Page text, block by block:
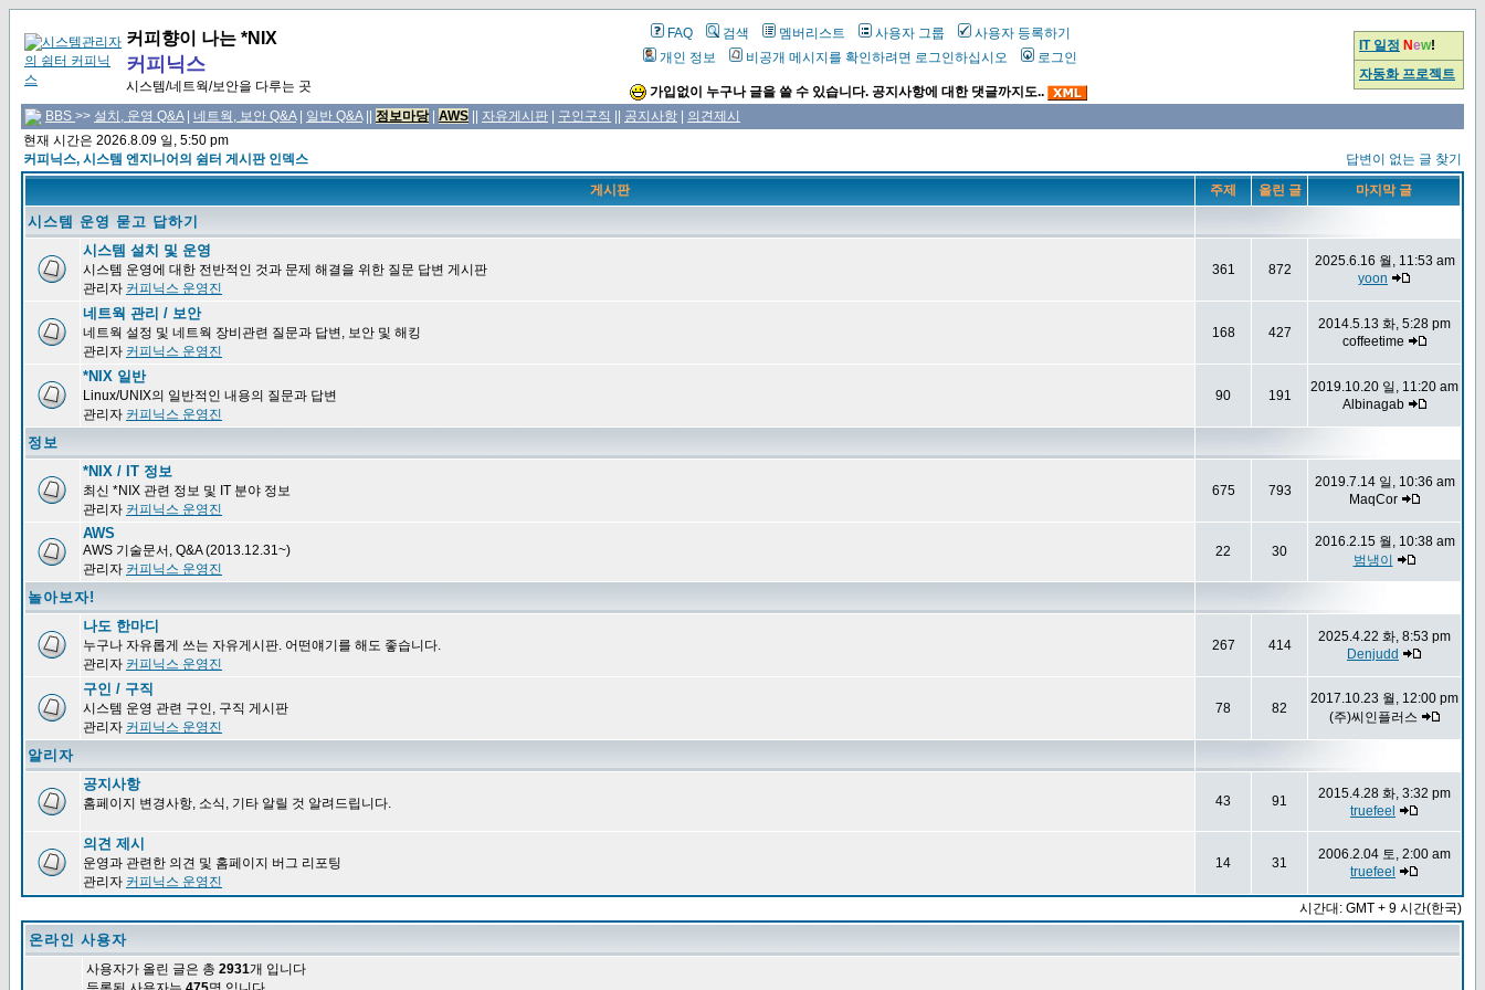
커피향이 나는 *NIX
커피닉스
시스템/네트웍/보안을 다루는 곳
FAQ 검색 멤버리스트 사용자 그룹
사용자 등록하기
개인 정보
비공개 메시지를 확인하려면 로그인하십시오 로그인
가입없이 누구나 글을 쓸 수 있습니다. 공지사항에 대한 댓글까지도..
IT 일정 New!
자동화 프로젝트
BBS >> 설치, 운영 Q&A| 네트웍, 보안 Q&A| 일반 Q&A|| 정보마당| AWS 자유게시판 구인구직 공지사항
의견제시
현재 시간은 2026.8.09 일, 5:50 pm
커피닉스, 시스템 엔지니어의 쉼터 게시판 인덱스
답변이 없는 글 찾기
게시판
주제 올린 글 마지막 글
시스템 운영 묻고 답하기
시스템 설치 및 운영
시스템 운영에 대한 전반적인 것과 문제 해결을 위한 질문 답변 게시판
관리자 커피닉스 운영진
361 872
2025.6.16 월, 11:53 am
yoon
네트웍 관리 / 보안
네트웍 설정 및 네트웍 장비관련 질문과 답변, 보안 및 해킹
관리자 커피닉스 운영진
168 427
2014.5.13 화, 5:28 pm
coffeetime
*NIX 일반
Linux/UNIX의 일반적인 내용의 질문과 답변
관리자 커피닉스 운영진
90 191
2019.10.20 일, 11:20 am
Albinagab
정보
*NIX / IT 정보
최신 *NIX 관련 정보 및 IT 분야 정보
관리자 커피닉스 운영진
675 793
2019.7.14 일, 10:36 am
MaqCor
AWS
AWS 기술문서, Q&A (2013.12.31~)
관리자 커피닉스 운영진
22 30
2016.2.15 월, 10:38 am
범냉이
놀아보자!
나도 한마디
누구나 자유롭게 쓰는 자유게시판. 어떤얘기를 해도 좋습니다.
관리자 커피닉스 운영진
267 414
2025.4.22 화, 8:53 pm
Denjudd
구인 / 구직
시스템 운영 관련 구인, 구직 게시판
관리자 커피닉스 운영진
78 82
2017.10.23 월, 12:00 pm
(주)씨인플러스
알리자
공지사항
홈페이지 변경사항, 소식, 기타 알릴 것 알려드립니다. 43 91
2015.4.28 화, 3:32 pm
truefeel
의견 제시
운영과 관련한 의견 및 홈페이지 버그 리포팅
관리자 커피닉스 운영진
14 31
2006.2.04 토, 2:00 am
truefeel
시간대: GMT + 9 시간(한국)
온라인 사용자
사용자가 올린 글은 총 2931개 입니다